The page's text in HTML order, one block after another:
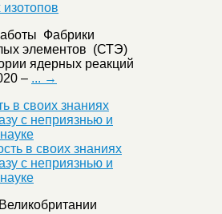
Фабрики
элементов (СТЭ)
ядерных реакций
– ... →
в своих знаниях
с неприязнью и